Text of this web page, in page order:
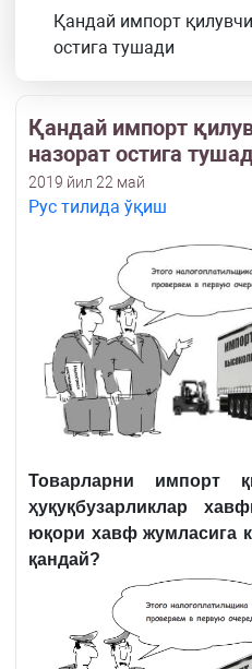
Қандай импорт
остига тушади
Қандай импорт
назорат остига
2019 йил 22 май
Рус тилида ўқиш
Товарларни импорт
ҳуқуқбузарликлар
юқори хавф жумласига
қандай?